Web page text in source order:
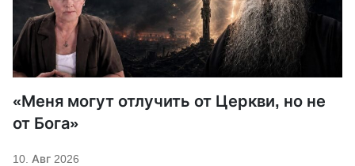
«Меня могут отлучить от Церкви, но не
от Бога»
10. Авг 2026